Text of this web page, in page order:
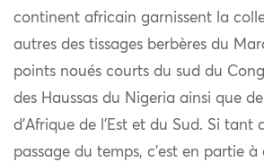
continent africain garnissent la
autres des tissages berbères du
points noués courts du sud du
des Haussas du Nigeria ainsi que
d’Afrique de l’Est et du Sud. Si
passage du temps, c’est en partie